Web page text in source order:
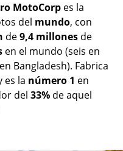
MotoCorp es la
del mundo, con
de9,4 millones de
en el mundo (seis en
Bangladesh). Fabrica
es la número 1 en
del 33% de aquel